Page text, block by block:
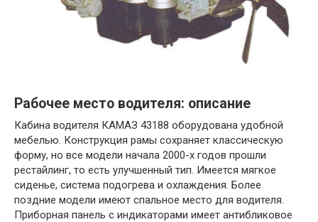
Рабочее место водителя: описание
Кабина водителя КАМАЗ 43188 оборудована удобной
мебелью. Конструкция рамы сохраняет классическую
форму, но все модели начала 2000-х годов прошли
рестайлинг, то есть улучшенный тип. Имеется мягкое
сиденье, система подогрева и охлаждения. Более
поздние модели имеют спальное место для водителя.
Приборная панель с индикаторами имеет антибликовое